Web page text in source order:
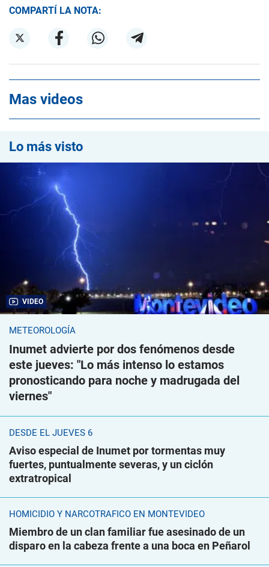
COMPARTÍ LA NOTA:
Mas videos
Lo más visto
VIDEO
METEOROLOGÍA
Inumet advierte por dos fenómenos desde
este jueves: "Lo más intenso lo estamos
pronosticando para noche y madrugada del
viernes"
DESDE EL JUEVES 6
Aviso especial de Inumet por tormentas muy
fuertes, puntualmente severas, y un ciclón
extratropical
HOMICIDIO Y NARCOTRÁFICO EN MONTEVIDEO
Miembro de un clan familiar fue asesinado de un
disparo en la cabeza frente a una boca en Peñarol